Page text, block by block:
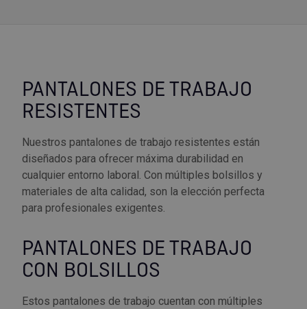
PANTALONES DE TRABAJO
RESISTENTES
Nuestros pantalones de trabajo resistentes están
diseñados para ofrecer máxima durabilidad en
cualquier entorno laboral. Con múltiples bolsillos y
materiales de alta calidad, son la elección perfecta
para profesionales exigentes.
PANTALONES DE TRABAJO
CON BOLSILLOS
Estos pantalones de trabajo cuentan con múltiples